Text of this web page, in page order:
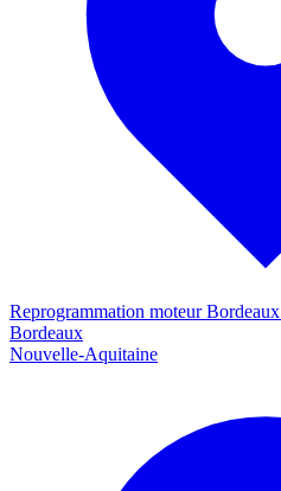
Reprogrammation moteurBordeaux
Bordeaux
Nouvelle-Aquitaine